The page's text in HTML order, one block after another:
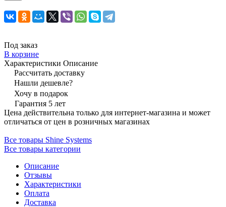
Под заказ
В корзине
Характеристики Описание
Рассчитать доставку
Нашли дешевле?
Хочу в подарок
Гарантия 5 лет
Цена действительна только для интернет-магазина и может
отличаться от цен в розничных магазинах
Все товары Shine Systems
Все товары категории
Описание
Отзывы
Характеристики
Оплата
Доставка